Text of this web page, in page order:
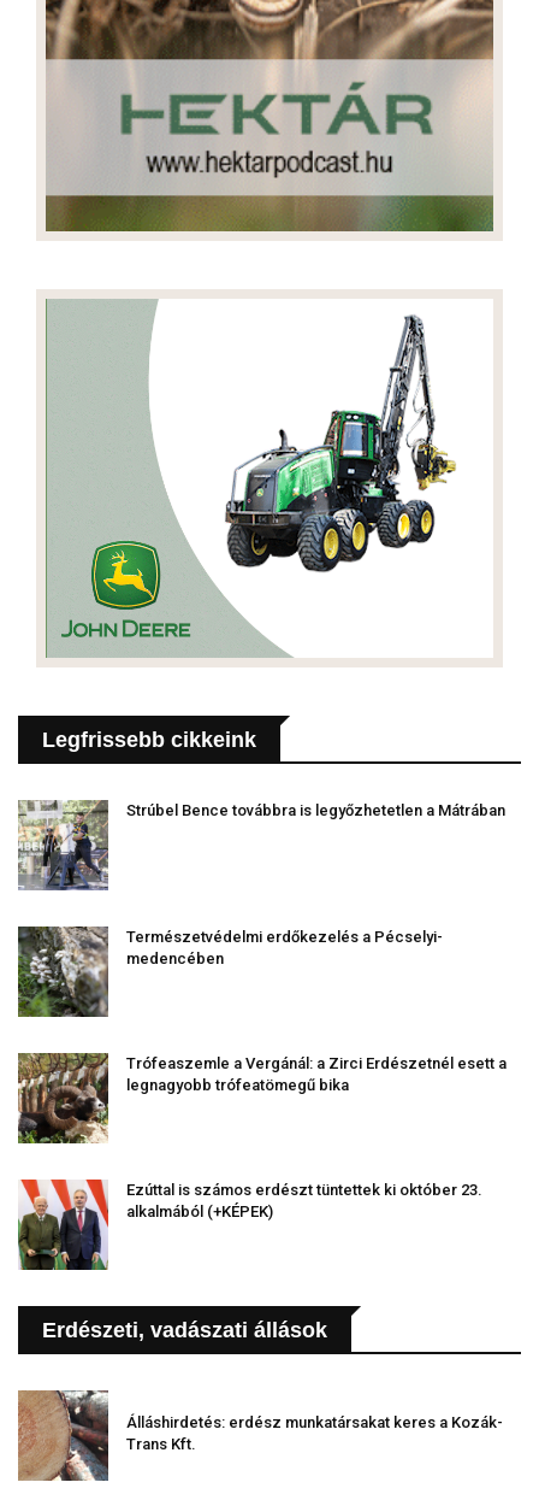
Legfrissebb cikkeink
Strúbel Bence továbbra is legyőzhetetlen a Mátrában
Természetvédelmi erdőkezelés a Pécselyi-
medencében
Trófeaszemle a Vergánál: a Zirci Erdészetnél esett a
legnagyobb trófeatömegű bika
Ezúttal is számos erdészt tüntettek ki október 23.
alkalmából (+KÉPEK)
Erdészeti, vadászati állások
Álláshirdetés: erdész munkatársakat keres a Kozák-
Trans Kft.